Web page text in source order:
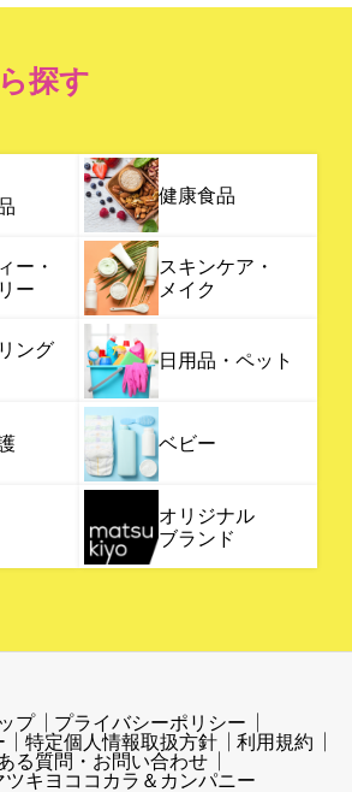
探す
健康食品
ー・
ー
スキンケア・
メイク
ング
日用品・ペット
ベビー
オリジナル
ブランド
プ
プライバシーポリシー
特定個人情報取扱方針
利用規約
る質問・お問い合わせ
ツキヨココカラ＆カンパニー